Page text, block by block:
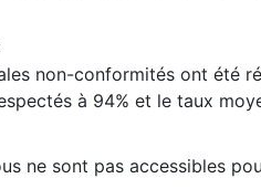
non-conformités ont été
à 94% et le taux
ne sont pas accessibles